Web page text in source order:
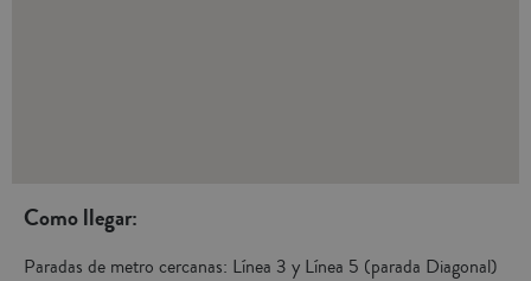
Como llegar:
Paradas de metro cercanas: Línea 3 y Línea 5 (parada Diagonal)